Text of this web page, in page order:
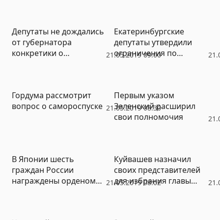
21.05.2019 09:00
Депутаты не дождались
от губернатора
конкретики о
невыполненным
Екатеринбургские
депутаты утвердили
ограничения по
21.05.2019 08:30
Гордума рассмотрит
вопрос о самороспуске
Первым указом
Зеленский расширил
свои полномочия
21.05.2019 08:02
В Японии шесть
граждан России
награждены орденом
Куйвашев назначил
своих представителей
для избрания главы